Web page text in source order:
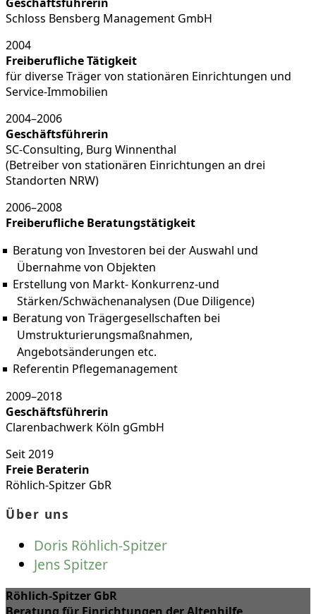
Schloss Bensberg Management GmbH
2004
Freiberufliche Tätigkeit
für diverse Träger von stationären Einrichtungen und
Service-Immobilien
2004–2006
Geschäftsführerin
SC-Consulting, Burg Winnenthal
(Betreiber von stationären Einrichtungen an drei
Standorten NRW)
2006–2008
Freiberufliche Beratungstätigkeit
Beratung von Investoren bei der Auswahl und
Übernahme von Objekten
Erstellung von Markt- Konkurrenz-und
Stärken/Schwächenanalysen (Due Diligence)
Beratung von Trägergesellschaften bei
Umstrukturierungsmaßnahmen,
Angebotsänderungen etc.
Referentin Pflegemanagement
2009–2018
Geschäftsführerin
Clarenbachwerk Köln gGmbH
Seit 2019
Freie Beraterin
Röhlich-Spitzer GbR
Über uns
Doris Röhlich-Spitzer
Jens Spitzer
Röhlich-Spitzer GbR
Beratung für Einrichtungen der Altenhilfe